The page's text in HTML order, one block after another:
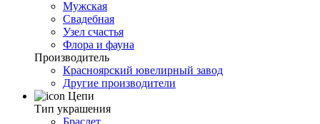
Мужская
Свадебная
Узел счастья
Флора и фауна
Производитель
Красноярский ювелирный завод
Другие производители
Цепи
Тип украшения
Браслет